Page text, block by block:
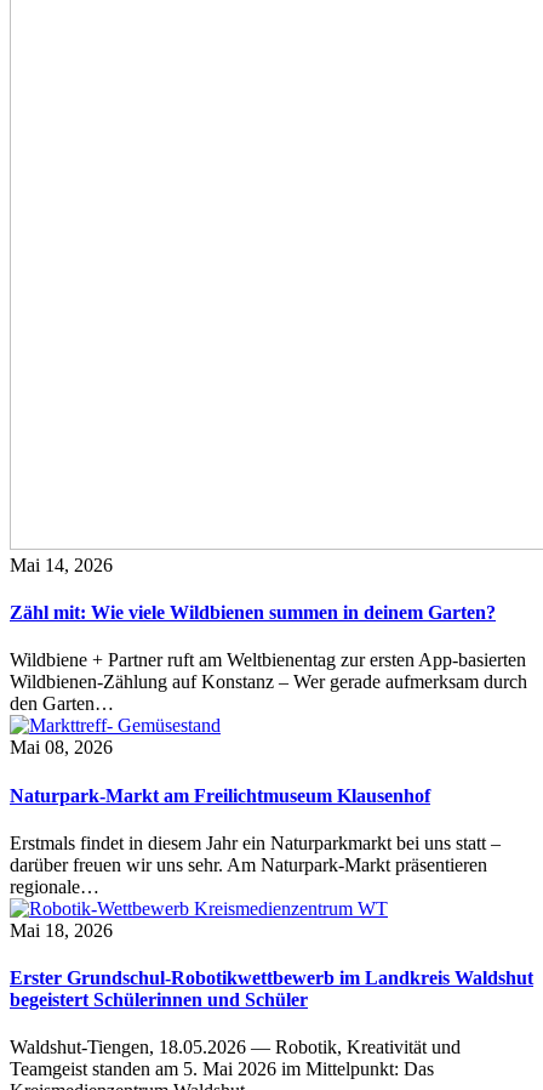
Mai 14, 2026
Zähl mit: Wie viele Wildbienen summen in deinem Garten?
Wildbiene + Partner ruft am Weltbienentag zur ersten App-basierten
Wildbienen-Zählung auf Konstanz – Wer gerade aufmerksam durch
den Garten…
Mai 08, 2026
Naturpark-Markt am Freilichtmuseum Klausenhof
Erstmals findet in diesem Jahr ein Naturparkmarkt bei uns statt –
darüber freuen wir uns sehr. Am Naturpark-Markt präsentieren
regionale…
Mai 18, 2026
Erster Grundschul-Robotikwettbewerb im Landkreis Waldshut
begeistert Schülerinnen und Schüler
Waldshut-Tiengen, 18.05.2026 — Robotik, Kreativität und
Teamgeist standen am 5. Mai 2026 im Mittelpunkt: Das